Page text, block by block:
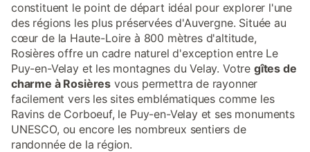
constituent le point de départ idéal pour explorer l'une
des régions les plus préservées d'Auvergne. Située au
cœur de la Haute-Loire à 800 mètres d'altitude,
Rosières offre un cadre naturel d'exception entre Le
Puy-en-Velay et les montagnes du Velay. Votre gîtes de
charme à Rosières vous permettra de rayonner
facilement vers les sites emblématiques comme les
Ravins de Corboeuf, le Puy-en-Velay et ses monuments
UNESCO, ou encore les nombreux sentiers de
randonnée de la région.